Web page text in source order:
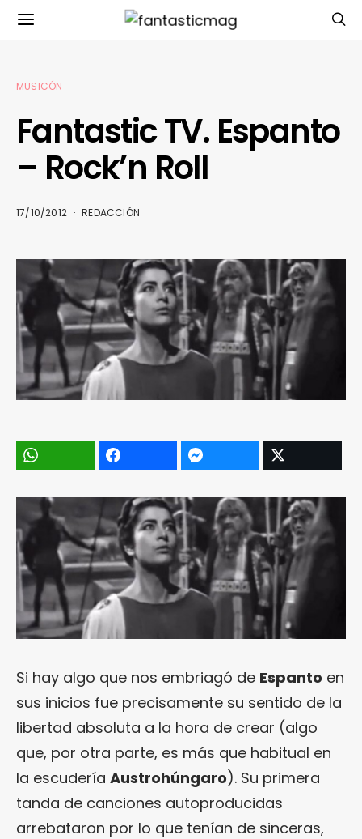
MUSICÓN
Fantastic TV. Espanto
– Rock’n Roll
17/10/2012 REDACCIÓN
Si hay algo que nos embriagó de Espanto en
sus inicios fue precisamente su sentido de la
libertad absoluta a la hora de crear (algo
que, por otra parte, es más que habitual en
la escudería Austrohúngaro). Su primera
tanda de canciones autoproducidas
arrebataron por lo que tenían de sinceras,